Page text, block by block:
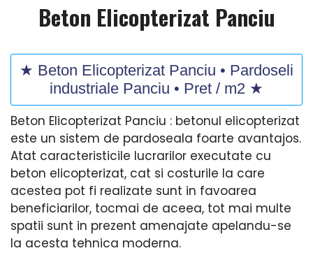
Beton Elicopterizat Panciu
★ Beton Elicopterizat Panciu • Pardoseli
industriale Panciu • Pret / m2 ★
Beton Elicopterizat Panciu : betonul elicopterizat
este un sistem de pardoseala foarte avantajos.
Atat caracteristicile lucrarilor executate cu
beton elicopterizat, cat si costurile la care
acestea pot fi realizate sunt in favoarea
beneficiarilor, tocmai de aceea, tot mai multe
spatii sunt in prezent amenajate apelandu-se
la acesta tehnica moderna.